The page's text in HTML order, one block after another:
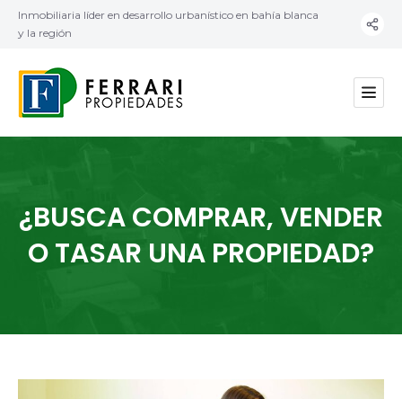
Inmobiliaria líder en desarrollo urbanístico en bahía blanca
y la región
¿BUSCA COMPRAR, VENDER
O TASAR UNA PROPIEDAD?